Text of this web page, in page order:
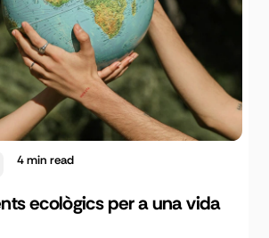
4min read
ecològics per a una vida